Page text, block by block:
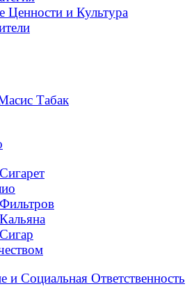
Ценности и Культура
Табак
и Социальная Ответственность